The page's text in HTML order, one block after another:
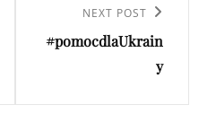
Post
NEXT POST
#pomocdlaUkrain
y